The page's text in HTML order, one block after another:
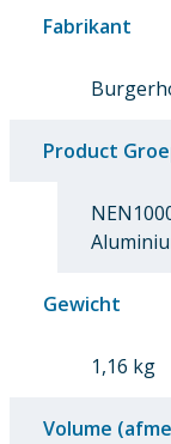
Fabrikant
Product
Gewicht
1,16 kg
Volume